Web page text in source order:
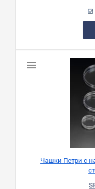
Чашки Петри с